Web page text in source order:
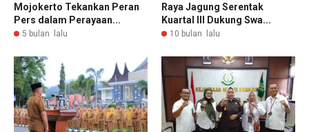
Mojokerto Tekankan Peran
Pers dalam Perayaan...
5 bulan lalu
Raya Jagung Serentak
Kuartal III Dukung Swa...
10 bulan lalu